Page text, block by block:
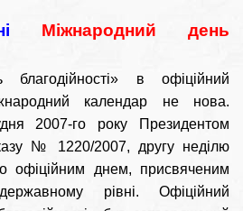
Міжнародний день
в офіційний
календар не нова.
2007-го року Президентом
№ 1220/2007, другу неділю
офіційним днем, присвяченим
рівні. Офіційний